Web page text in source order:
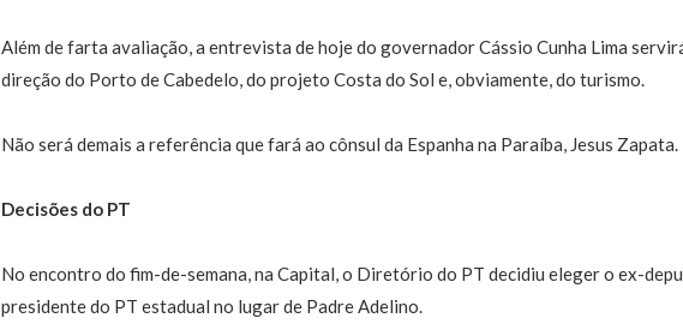
Além de farta avaliação, a entrevista de hoje do governador Cássio Cunha Lima
direção do Porto de Cabedelo, do projeto Costa do Sol e, obviamente, do turismo.
Não será demais a referência que fará ao cônsul da Espanha na Paraíba, Jesus Zapata.
Decisões do PT
No encontro do fim-de-semana, na Capital, o Diretório do PT decidiu eleger o ex-
presidente do PT estadual no lugar de Padre Adelino.